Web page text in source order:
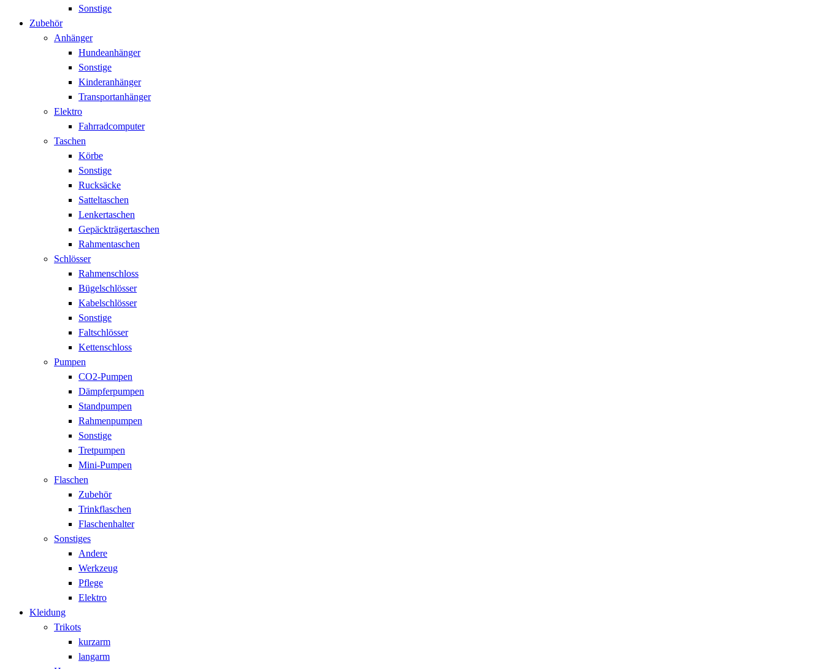
Sonstige
Zubehör
Anhänger
Hundeanhänger
Sonstige
Kinderanhänger
Transportanhänger
Elektro
Fahrradcomputer
Taschen
Körbe
Sonstige
Rucksäcke
Satteltaschen
Lenkertaschen
Gepäckträgertaschen
Rahmentaschen
Schlösser
Rahmenschloss
Bügelschlösser
Kabelschlösser
Sonstige
Faltschlösser
Kettenschloss
Pumpen
CO2-Pumpen
Dämpferpumpen
Standpumpen
Rahmenpumpen
Sonstige
Tretpumpen
Mini-Pumpen
Flaschen
Zubehör
Trinkflaschen
Flaschenhalter
Sonstiges
Andere
Werkzeug
Pflege
Elektro
Kleidung
Trikots
kurzarm
langarm